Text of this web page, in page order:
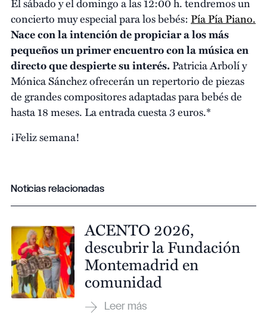
concierto muy especial para los bebés: Pía Pía Piano.
Nace con la intención de propiciar a los más
pequeños un primer encuentro con la música en
directo que despierte su interés.Patricia Arbolí y
Mónica Sánchez ofrecerán un repertorio de piezas
de grandes compositores adaptadas para bebés de
hasta 18 meses. La entrada cuesta 3 euros.*
¡Feliz semana!
Noticias relacionadas
ACENTO 2026,
descubrir la Fundación
Montemadrid en
comunidad